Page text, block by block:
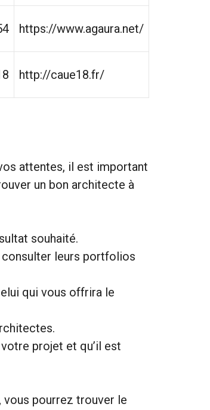
https://www.agaura.net/
http://caue18.fr/
attentes, il est important
un bon architecte à
souhaité.
leurs portfolios
qui vous offrira le
projet et qu’il est
pourrez trouver le